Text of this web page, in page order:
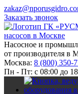
Заказать звонок
Насосное и
от производителя в
Москва: 8 (800) 350-
Пн - Пт: с 08:00 до